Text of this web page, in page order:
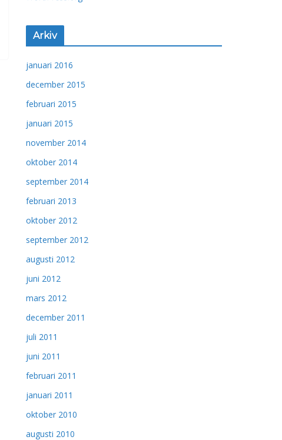
Arkiv
januari 2016
december 2015
februari 2015
januari 2015
november 2014
oktober 2014
september 2014
februari 2013
oktober 2012
september 2012
augusti 2012
juni 2012
mars 2012
december 2011
juli 2011
juni 2011
februari 2011
januari 2011
oktober 2010
augusti 2010